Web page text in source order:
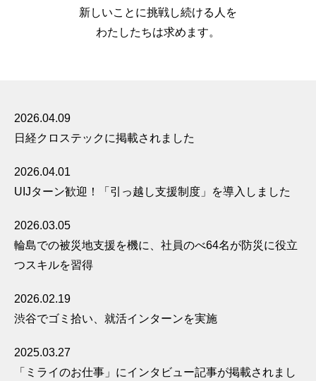
新しいことに挑戦し続ける人を
わたしたちは求めます。
2026.04.09
日経クロステックに掲載されました
2026.04.01
UIJターン歓迎！「引っ越し支援制度」を導入しました
2026.03.05
輪島での被災地支援を機に、社員のべ64名が防災に役立
つスキルを習得
2026.02.19
渋谷でゴミ拾い、就活インターンを実施
2025.03.27
「ミライのお仕事」にインタビュー記事が掲載されまし